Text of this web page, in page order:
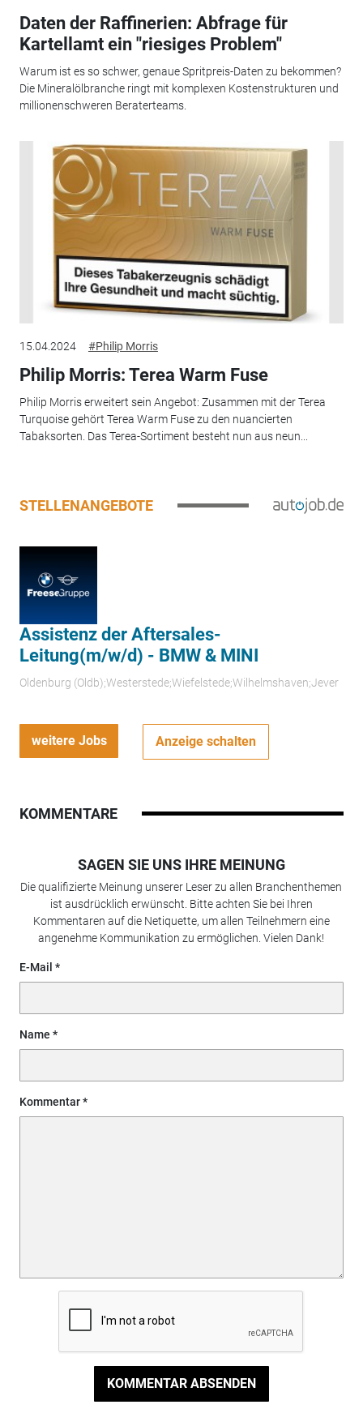
Daten der Raffinerien: Abfrage für
Kartellamt ein "riesiges Problem"
Warum ist es so schwer, genaue Spritpreis-Daten zu bekommen?
Die Mineralölbranche ringt mit komplexen Kostenstrukturen und
millionenschweren Beraterteams.
15.04.2024 #Philip Morris
Philip Morris: Terea Warm Fuse
Philip Morris erweitert sein Angebot: Zusammen mit der Terea
Turquoise gehört Terea Warm Fuse zu den nuancierten
Tabaksorten. Das Terea-Sortiment besteht nun aus neun...
STELLENANGEBOTE
Assistenz der Aftersales-
Leitung(m/w/d) - BMW & MINI
Oldenburg (Oldb);Westerstede;Wiefelstede;Wilhelmshaven;Jever
weitere Jobs Anzeige schalten
KOMMENTARE
SAGEN SIE UNS IHRE MEINUNG
Die qualifizierte Meinung unserer Leser zu allen Branchenthemen
ist ausdrücklich erwünscht. Bitte achten Sie bei Ihren
Kommentaren auf die Netiquette, um allen Teilnehmern eine
angenehme Kommunikation zu ermöglichen. Vielen Dank!
E-Mail
Name
Kommentar
KOMMENTAR ABSENDEN